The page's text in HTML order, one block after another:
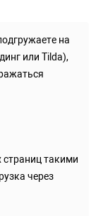
на
или Tilda),
страниц такими
через